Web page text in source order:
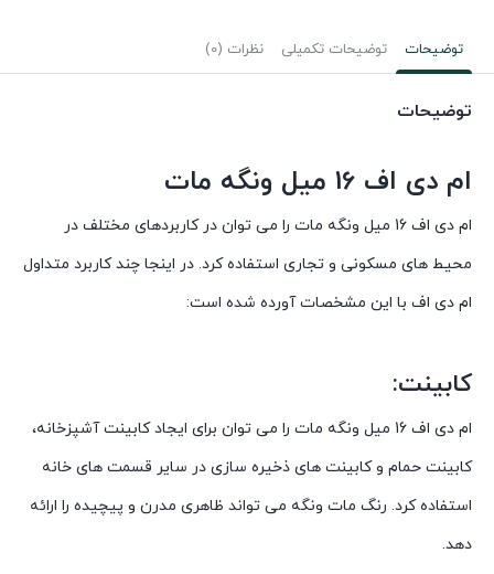
توضیحات توضیحات تکمیلی نظرات (0)
توضیحات
ام دی اف 16 میل ونگه مات
ام دی اف 16 میل ونگه مات را می توان در کاربردهای مختلف در
محیط های مسکونی و تجاری استفاده کرد. در اینجا چند کاربرد متداول
ام دی اف با این مشخصات آورده شده است:
کابینت:
ام دی اف 16 میل ونگه مات را می توان برای ایجاد کابینت آشپزخانه،
کابینت حمام و کابینت های ذخیره سازی در سایر قسمت های خانه
استفاده کرد. رنگ مات ونگه می تواند ظاهری مدرن و پیچیده را ارائه
دهد.